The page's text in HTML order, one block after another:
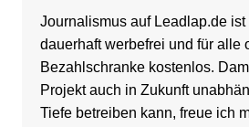
Journalismus auf Leadlap.de
dauerhaft werbefrei und für alle
Bezahlschranke kostenlos.
Projekt auch in Zukunft
Tiefe betreiben kann, freue ich